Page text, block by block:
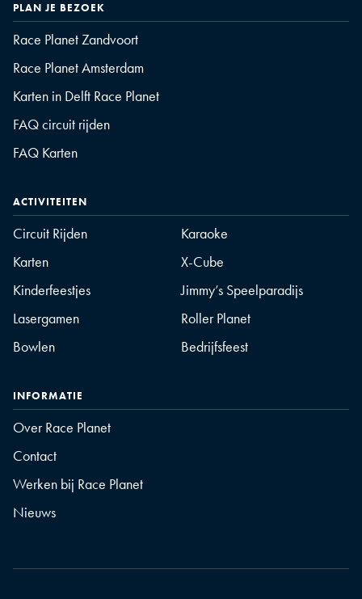
PLAN JE BEZOEK
Race Planet Zandvoort
Race Planet Amsterdam
Karten in Delft Race Planet
FAQ circuit rijden
FAQ Karten
ACTIVITEITEN
Circuit Rijden
Karaoke
Karten
X-Cube
Kinderfeestjes
Jimmy’s Speelparadijs
Lasergamen
Roller Planet
Bowlen
Bedrijfsfeest
INFORMATIE
Over Race Planet
Contact
Werken bij Race Planet
Nieuws